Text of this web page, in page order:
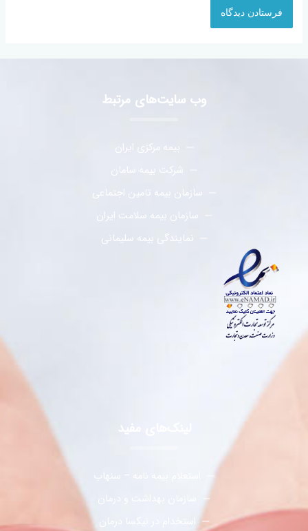
وب سایت‌های مرتبط
بیمه مرکزی ایران
شرکت بیمه سامان
سازمان بیمه تامین اجتماعی
سازمان بیمه سلامت ایران
نمایندگی بیمه سلیمانی
لینک‌های مفید
استعلام بیمه نامه – سنهاب